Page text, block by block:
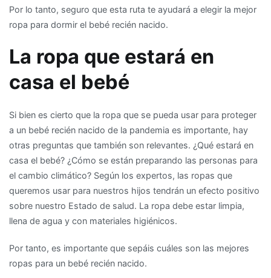
Por lo tanto, seguro que esta ruta te ayudará a elegir la mejor
ropa para dormir el bebé recién nacido.
La ropa que estará en
casa el bebé
Si bien es cierto que la ropa que se pueda usar para proteger
a un bebé recién nacido de la pandemia es importante, hay
otras preguntas que también son relevantes. ¿Qué estará en
casa el bebé? ¿Cómo se están preparando las personas para
el cambio climático? Según los expertos, las ropas que
queremos usar para nuestros hijos tendrán un efecto positivo
sobre nuestro Estado de salud. La ropa debe estar limpia,
llena de agua y con materiales higiénicos.
Por tanto, es importante que sepáis cuáles son las mejores
ropas para un bebé recién nacido.